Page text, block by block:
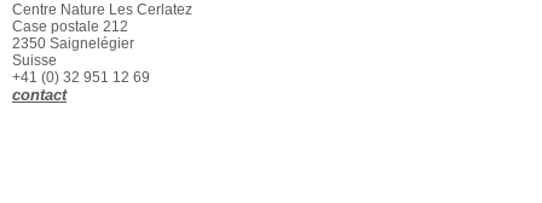
Centre Nature Les Cerlatez
Case postale 212
2350 Saignelégier
Suisse
+41 (0) 32 951 12 69
contact